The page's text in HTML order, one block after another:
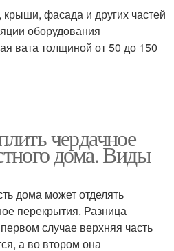
фасада и других частей
оборудования
вата толщиной от 50 до 150
чердачное
дома. Виды
дома может отделять
перекрытия. Разница
случае верхняя часть
а во втором она